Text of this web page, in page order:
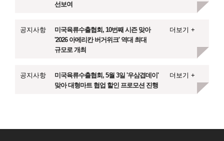
선보여
공지사항
미국육류수출협회, 10번째 시즌 맞아
'2026 아메리칸 버거위크' 역대 최대
규모로 개최
더보기 +
공지사항
미국육류수출협회, 5월 3일 '우삼겹데이'
맞아 대형마트 협업 할인 프로모션 진행
더보기 +